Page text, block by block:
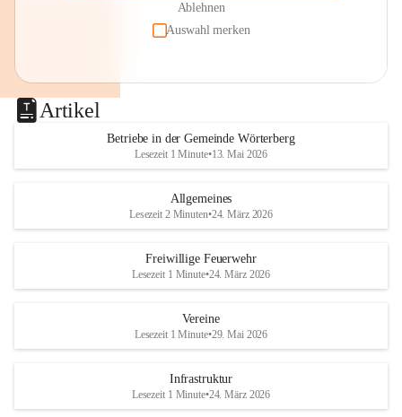
Ablehnen
Auswahl merken
Artikel
Betriebe in der Gemeinde Wörterberg
Lesezeit 1 Minute•13. Mai 2026
Allgemeines
Lesezeit 2 Minuten•24. März 2026
Freiwillige Feuerwehr
Lesezeit 1 Minute•24. März 2026
Vereine
Lesezeit 1 Minute•29. Mai 2026
Infrastruktur
Lesezeit 1 Minute•24. März 2026